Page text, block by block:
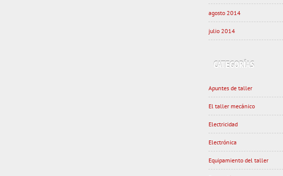
agosto 2014
julio 2014
CATEGORÍAS
Apuntes de taller
El taller mecánico
Electricidad
Electrónica
Equipamiento del taller